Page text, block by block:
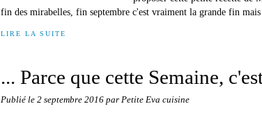
fin des mirabelles, fin septembre c'est vraiment la grande fin
LIRE LA SUITE
... Parce que cette Semaine,
Publié le 2 septembre 2016 par Petite Eva cuisine